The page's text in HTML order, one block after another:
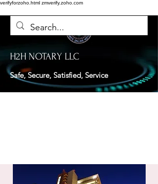
verifyforzoho.html zmverify.zoho.com
H2H NOTARY LLC
Safe, Secure, Satisfied, Service